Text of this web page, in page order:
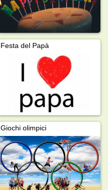
Festa del Papà
Giochi olimpici